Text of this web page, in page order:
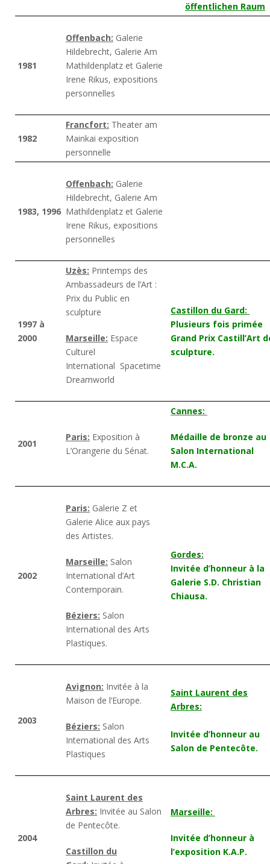
öffentlichen Raum
1981
Offenbach: Galerie
Hildebrecht, Galerie Am
Mathildenplatz et Galerie
Irene Rikus, expositions
personnelles
1982
Francfort: Theater am
Mainkai exposition
personnelle
1983, 1996
Offenbach: Galerie
Hildebrecht, Galerie Am
Mathildenplatz et Galerie
Irene Rikus, expositions
personnelles
1997 à
2000
Uzès: Printemps des
Ambassadeurs de l’Art :
Prix du Public en
sculpture
Marseille: Espace
Culturel
International Spacetime
Dreamworld
Castillon du Gard:
Plusieurs fois primée
Grand Prix Castill’Art
sculpture.
2001
Paris: Exposition à
L’Orangerie du Sénat.
Cannes:
Médaille de bronze au
Salon International
M.C.A.
2002
Paris: Galerie Z et
Galerie Alice aux pays
des Artistes.
Marseille: Salon
International d’Art
Contemporain.
Béziers: Salon
International des Arts
Plastiques.
Gordes:
Invitée d’honneur à la
Galerie S.D. Christian
Chiausa.
2003
Avignon: Invitée à la
Maison de l’Europe.
Béziers: Salon
International des Arts
Plastiques
Saint Laurent des
Arbres:
Invitée d’honneur au
Salon de Pentecôte.
2004
Saint Laurent des
Arbres: Invitée au Salon
de Pentecôte.
Castillon du
Marseille:
Invitée d’honneur à
l’exposition K.A.P.